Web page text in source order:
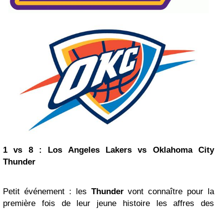
1 vs 8 : Los Angeles Lakers vs Oklahoma City
Thunder
Petit événement : les Thundervont connaître pour la
première fois de leur jeune histoire les affres des